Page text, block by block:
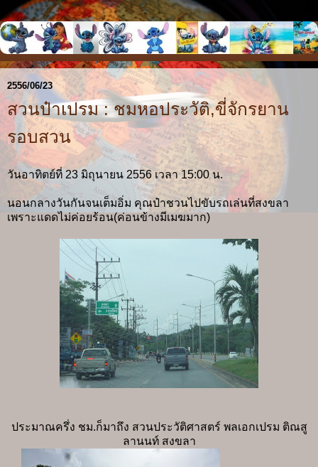
2556/06/23
สวนป๋าเปรม : ชมหอประวัติ,ขี่จักรยาน
รอบสวน
วันอาทิตย์ที่ 23 มิถุนายน 2556 เวลา 15:00 น.
นอนกลางวันกันจนเต็มอิ่ม คุณป๋าชวนไปขับรถเล่นที่สงขลา
เพราะแดดไม่ค่อยร้อน(ค่อนข้างมีเมฆมาก)
ประมาณครึ่ง ชม.ก็มาถึง สวนประวัติศาสตร์ พลเอกเปรม ติณสู
ลานนท์ สงขลา